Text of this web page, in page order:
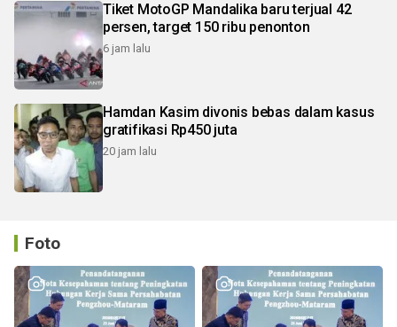
Tiket MotoGP Mandalika baru terjual 42
persen, target 150 ribu penonton
6 jam lalu
Hamdan Kasim divonis bebas dalam kasus
gratifikasi Rp450 juta
20 jam lalu
Foto